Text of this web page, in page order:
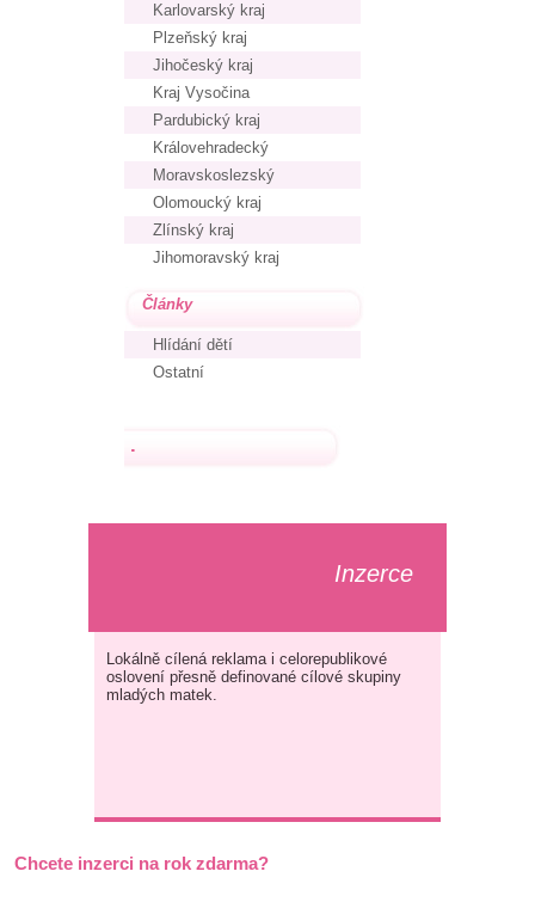
Karlovarský kraj
Plzeňský kraj
Jihočeský kraj
Kraj Vysočina
Pardubický kraj
Královehradecký
Moravskoslezský
Olomoucký kraj
Zlínský kraj
Jihomoravský kraj
Články
Hlídání dětí
Ostatní
.
Inzerce
Lokálně cílená reklama i celorepublikové
oslovení přesně definované cílové skupiny
mladých matek.
Chcete inzerci na rok zdarma?